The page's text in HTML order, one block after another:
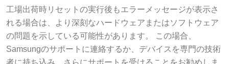
工場出荷時リセットの実行後もエラーメッセージが表示さ
れる場合は、より深刻なハードウェアまたはソフトウェア
の問題を示している可能性があります。 この場合、
Samsungのサポートに連絡するか、デバイスを専門の技術
者に持ち込み、さらにサポートを受けることをお勧めしま